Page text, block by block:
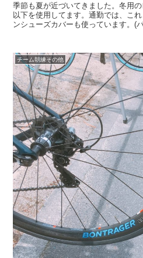
季節も夏が近づいてきました。冬用
以下を使用してます。通勤では、こ
ンシューズカバーも使っています。(
チーム朝練その他